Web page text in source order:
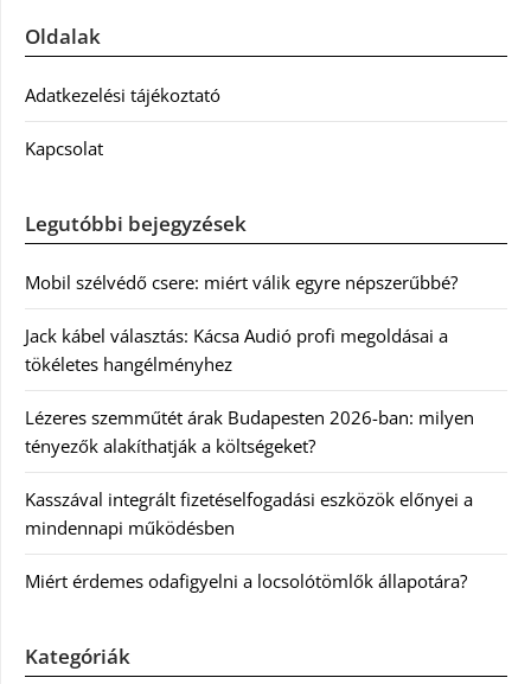
Oldalak
Adatkezelési tájékoztató
Kapcsolat
Legutóbbi bejegyzések
Mobil szélvédő csere: miért válik egyre népszerűbbé?
Jack kábel választás: Kácsa Audió profi megoldásai a
tökéletes hangélményhez
Lézeres szemműtét árak Budapesten 2026-ban: milyen
tényezők alakíthatják a költségeket?
Kasszával integrált fizetéselfogadási eszközök előnyei a
mindennapi működésben
Miért érdemes odafigyelni a locsolótömlők állapotára?
Kategóriák